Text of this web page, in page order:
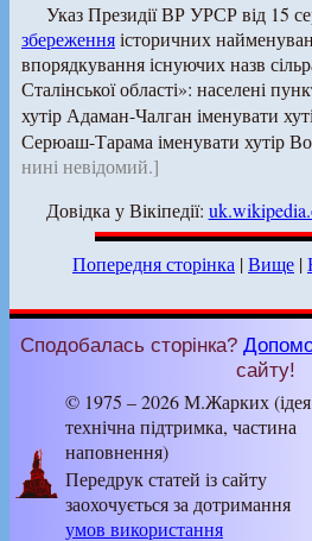
Указ Президії ВР УРСР від 15
збереженняісторичних
впорядкування існуючих назв
Сталінської області»: населені
хутір Адаман-Чалган іменувати
Серюаш-Тарама іменувати хутір
нині невідомий.]
Довідка у Вікіпедії:
Попередня сторінка |Вище |
Сподобалась сторінка?
сайту!
© 1975 – 2026 М.Жарких
технічна підтримка, частина
наповнення)
Передрук статей із сайту
заохочується за дотримання
умов використання